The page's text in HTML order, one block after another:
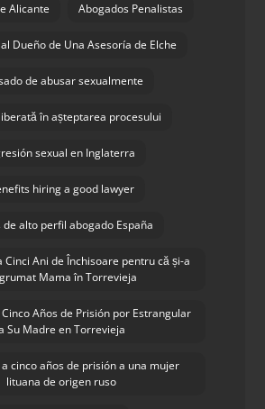
Alicante Abogados Penalistas
Dueño de Una Asesoría de Elche
de abusar sexualmente
în așteptarea procesului
sexual en Inglaterra
hiring a good lawyer
de alto perfil abogado España
Cinci Ani de Închisoare pentru că și-a
Mama în Torrevieja
Años de Prisión por Estrangular
Su Madre en Torrevieja
cinco años de prisión a una mujer
lituana de origen ruso